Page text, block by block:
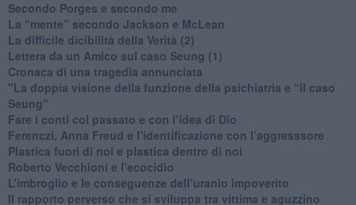
​Secondo Porges e secondo me
​La “mente” secondo Jackson e McLean
La difficile dicibilità della Verità (2)
​Lettera da un Amico sul caso Seung (1)
​Cronaca di una tragedia annunciata
"​La doppia visione della funzione della psichiatria e “il caso
Seung”
​Fare i conti col passato e con l’idea di Dio
​Ferenczi, Anna Freud e l’identificazione con l’aggresssore
Plastica fuori di noi e plastica dentro di noi
​Roberto Vecchioni e l’ecocidio
​L’imbroglio e le conseguenze dell’uranio impoverito
​Il rapporto perverso che si sviluppa tra vittima e aguzzino